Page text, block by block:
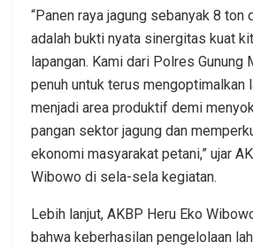
“Panen raya jagung sebanyak 8 ton
adalah bukti nyata sinergitas kuat
lapangan. Kami dari Polres Gunung
penuh untuk terus mengoptimalkan
menjadi area produktif demi
pangan sektor jagung dan
ekonomi masyarakat petani,” ujar
Wibowo di sela-sela kegiatan.
Lebih lanjut, AKBP Heru Eko
bahwa keberhasilan pengelolaan